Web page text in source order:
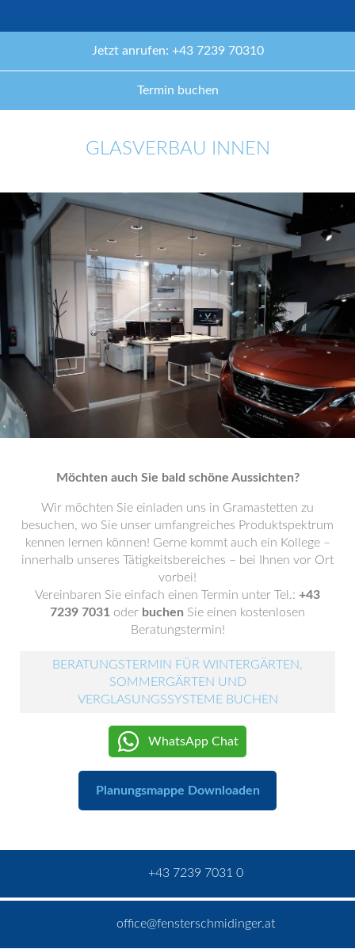
Jetzt anrufen: +43 7239 70310
Termin buchen
GLASVERBAU INNEN
Möchten auch Sie bald schöne Aussichten?
Wir möchten Sie einladen uns in Gramastetten zu
besuchen, wo Sie unser umfangreiches Produktspektrum
kennen lernen können! Gerne kommt auch ein Kollege –
innerhalb unseres Tätigkeitsbereiches – bei Ihnen vor Ort
vorbei!
Vereinbaren Sie einfach einen Termin unter Tel.: +43
7239 7031 oder buchen Sie einen kostenlosen
Beratungstermin!
BERATUNGSTERMIN FÜR WINTERGÄRTEN,
SOMMERGÄRTEN UND
VERGLASUNGSSYSTEME BUCHEN
WhatsApp Chat
Planungsmappe Downloaden
+43 7239 7031 0
office@fensterschmidinger.at